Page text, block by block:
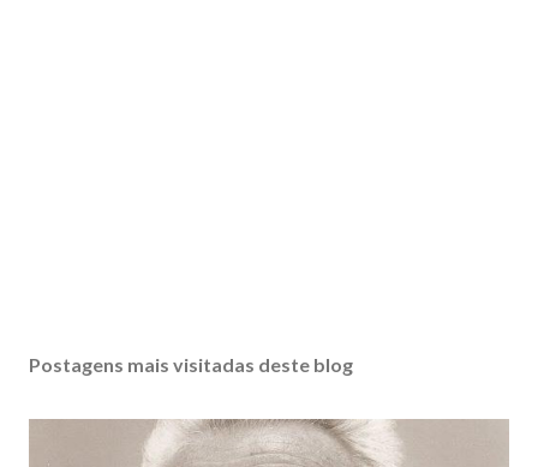
Postagens mais visitadas deste blog